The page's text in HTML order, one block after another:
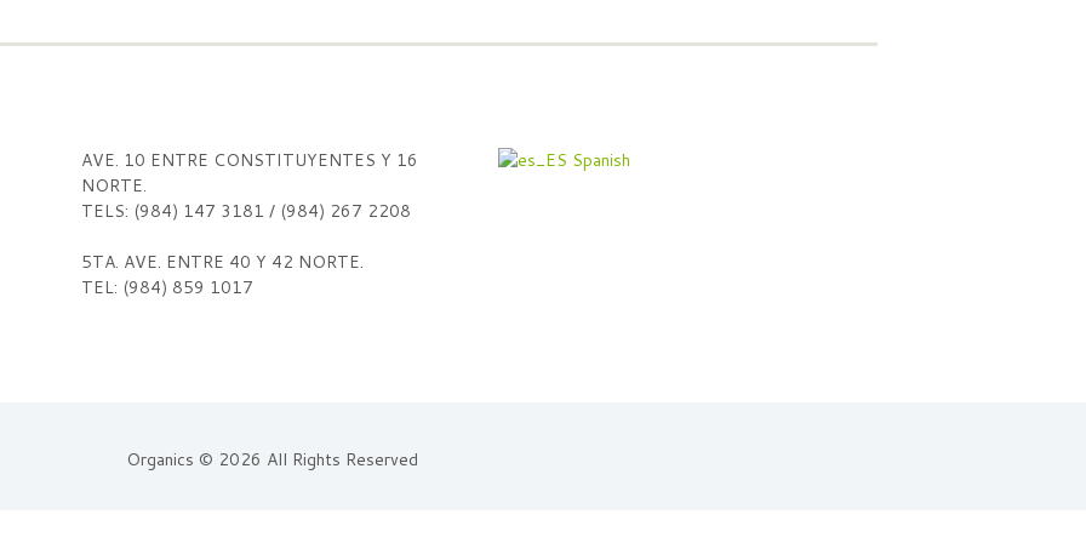
AVE. 10 ENTRE CONSTITUYENTES Y 16
NORTE.
TELS: (984) 147 3181 / (984) 267 2208
5TA. AVE. ENTRE 40 Y 42 NORTE.
TEL: (984) 859 1017
Spanish
Organics © 2026 All Rights Reserved